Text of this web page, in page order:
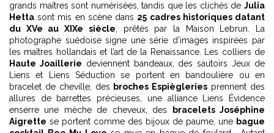
grands maîtres sont numérisées, tandis que les clichés de Julia
Hetta sont mis en scène dans 25 cadres historiques datant
du XVe au XIXe siècle , prêtés par la Maison Lebrun. La
photographe suédoise signe une série d’images inspirées par
les maîtres hollandais et l’art de la Renaissance. Les colliers de
Haute Joaillerie deviennent bandeaux, des sautoirs Jeux de
Liens et Liens Séduction se portent en bandoulière ou en
bracelet de cheville, des broches Espiègleries prennent des
allures de barrettes précieuses, une alliance Liens Évidence
enserre une mèche de cheveux, des
bracelets Joséphine
Aigrette se portent comme des bijoux de paume, une bague